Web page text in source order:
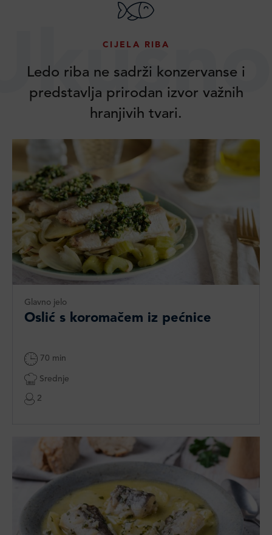
CIJELA RIBA
Ledo riba ne sadrži konzervanse i
predstavlja prirodan izvor važnih
hranjivih tvari.
Glavno jelo
Oslić s koromačem iz pećnice
70 min
Srednje
2